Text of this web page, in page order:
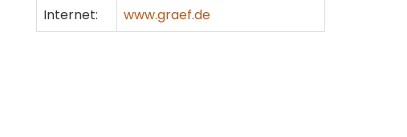
Internet: www.graef.de